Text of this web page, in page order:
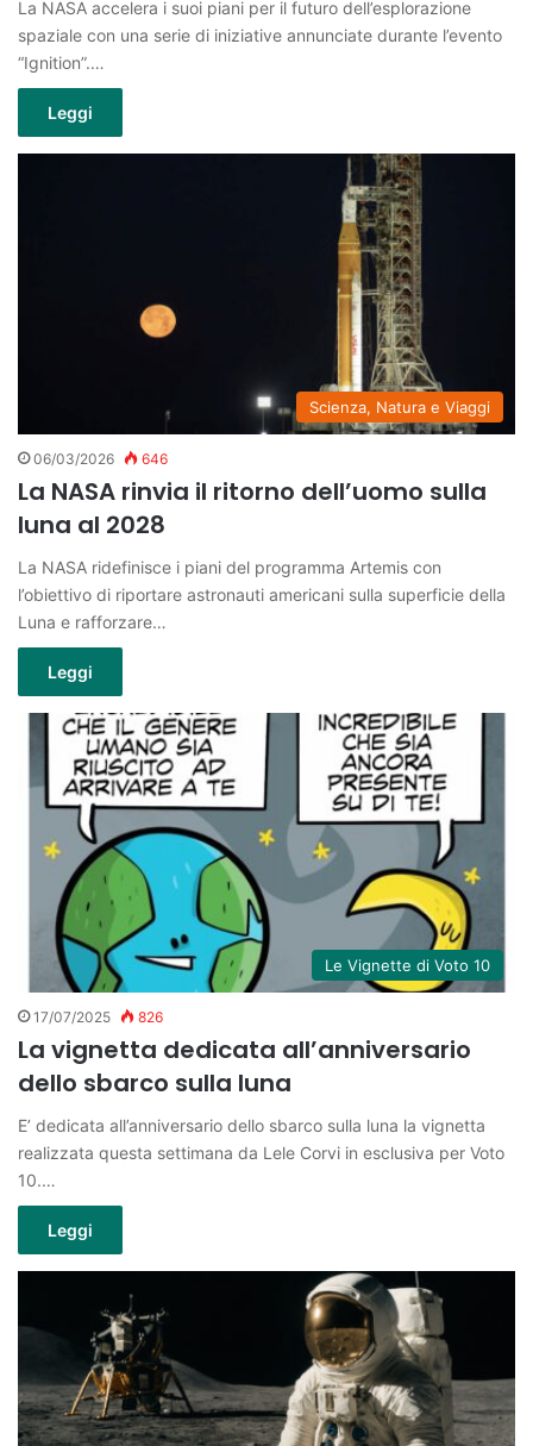
La NASA accelera i suoi piani per il futuro dell’esplorazione
spaziale con una serie di iniziative annunciate durante l’evento
“Ignition”.…
Leggi
Scienza, Natura e Viaggi
06/03/2026 646
La NASA rinvia il ritorno dell’uomo sulla
luna al 2028
La NASA ridefinisce i piani del programma Artemis con
l’obiettivo di riportare astronauti americani sulla superficie della
Luna e rafforzare…
Leggi
Le Vignette di Voto 10
17/07/2025 826
La vignetta dedicata all’anniversario
dello sbarco sulla luna
E’ dedicata all’anniversario dello sbarco sulla luna la vignetta
realizzata questa settimana da Lele Corvi in esclusiva per Voto
10.…
Leggi